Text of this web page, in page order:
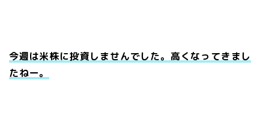
今週は米株に投資しませんでした。高くなってきまし
たねー。